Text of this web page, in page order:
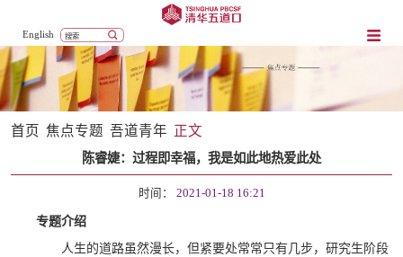
English
首页 焦点专题 吾道青年 正文
陈睿婕：过程即幸福，我是如此地热爱此处
时间： 2021-01-18 16:21
专题介绍
人生的道路虽然漫长，但紧要处常常只有几步，研究生阶段